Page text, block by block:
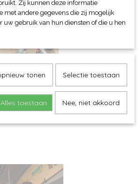
broek
t/m 3XL Stof: Stof 1: 65%…
Zij kunnen deze informatie
met andere gegevens die zij mogelijk
uw gebruik van hun diensten of die u hen
tonen Selectie toestaan
Alles toestaan Nee, niet akkoord